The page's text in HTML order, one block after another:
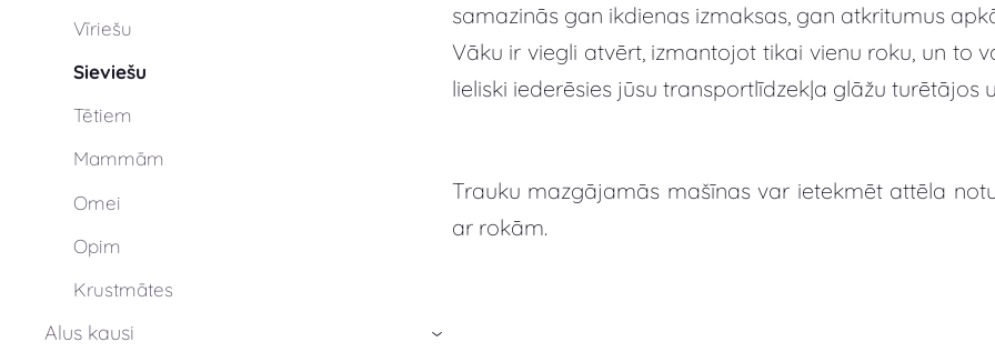
Vīriešu
Sieviešu
Tētiem
Mammām
Omei
Opim
Krustmātes
Alus kausi ›
samazinās gan ikdienas izmaksas, gan atkritumus
Vāku ir viegli atvērt, izmantojot tikai vienu roku, un to
lieliski iederēsies jūsu transportlīdzekļa glāžu
Trauku mazgājamās mašīnas var ietekmēt attēla
ar rokām.